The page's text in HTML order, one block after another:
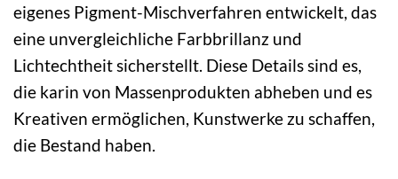
eigenes Pigment-Mischverfahren entwickelt, das
eine unvergleichliche Farbbrillanz und
Lichtechtheit sicherstellt. Diese Details sind es,
die karin von Massenprodukten abheben und es
Kreativen ermöglichen, Kunstwerke zu schaffen,
die Bestand haben.